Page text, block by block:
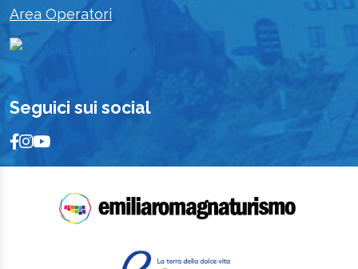
Area Operatori
Seguici sui social